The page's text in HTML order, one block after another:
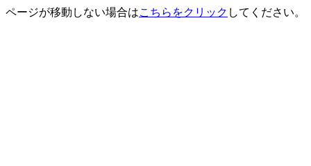
ページが移動しない場合はこちらをクリック してください。